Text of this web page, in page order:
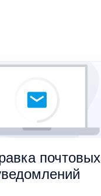
почтовых